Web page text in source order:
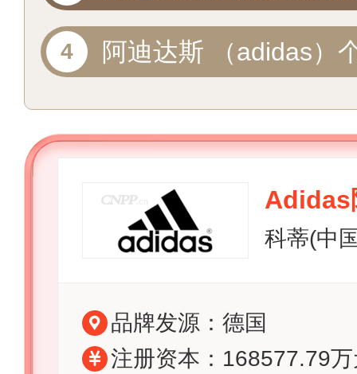
阿迪达斯 （adidas）
旗舰店
Adidas
科蒂(中
品牌发源：德国
注册资本：168577.79